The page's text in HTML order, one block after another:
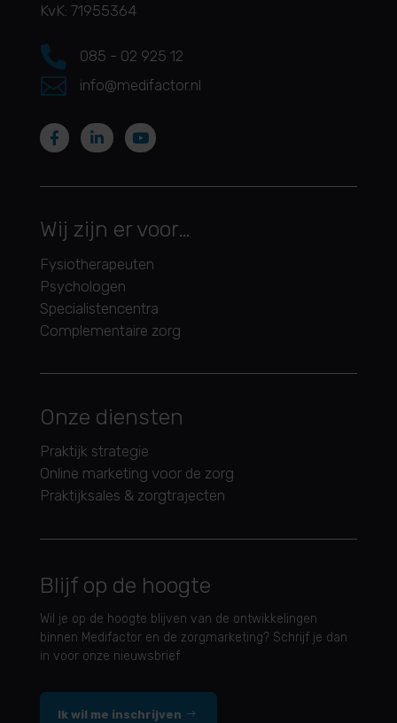
KvK: 71955364
 085 - 02 925 12
 info@medifactor.nl
Wij zijn er voor…
Fysiotherapeuten
Psychologen
Specialistencentra
Complementaire zorg
Onze diensten
Praktijk strategie
Online marketing voor de zorg
Praktijksales & zorgtrajecten
Blijf op de hoogte
Wil je op de hoogte blijven van de ontwikkelingen
binnen Medifactor en de zorgmarketing? Schrijf je dan
in voor onze nieuwsbrief
Ik wil me inschrijven